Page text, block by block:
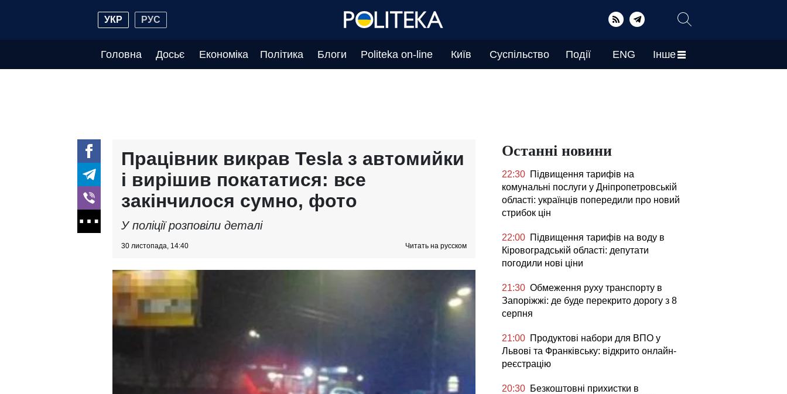
УКР РУС
Головна Досьє Економіка Політика Блоги Politeka on-line Київ Суспільство Події ENG Інше
Працівник викрав Tesla з автомийки
і вирішив покататися: все
закінчилося сумно, фото
У поліції розповіли деталі
30 листопада, 14:40 Читать на русском
Останні новини
22:30 Підвищення тарифів на
комунальні послуги у Дніпропетровській
області: українців попередили про новий
стрибок цін
22:00 Підвищення тарифів на воду в
Кіровоградській області: депутати
погодили нові ціни
21:30 Обмеження руху транспорту в
Запоріжжі: де буде перекрито дорогу з 8
серпня
21:00 Продуктові набори для ВПО у
Львові та Франківську: відкрито онлайн-
реєстрацію
20:30 Безкоштовні прихистки в